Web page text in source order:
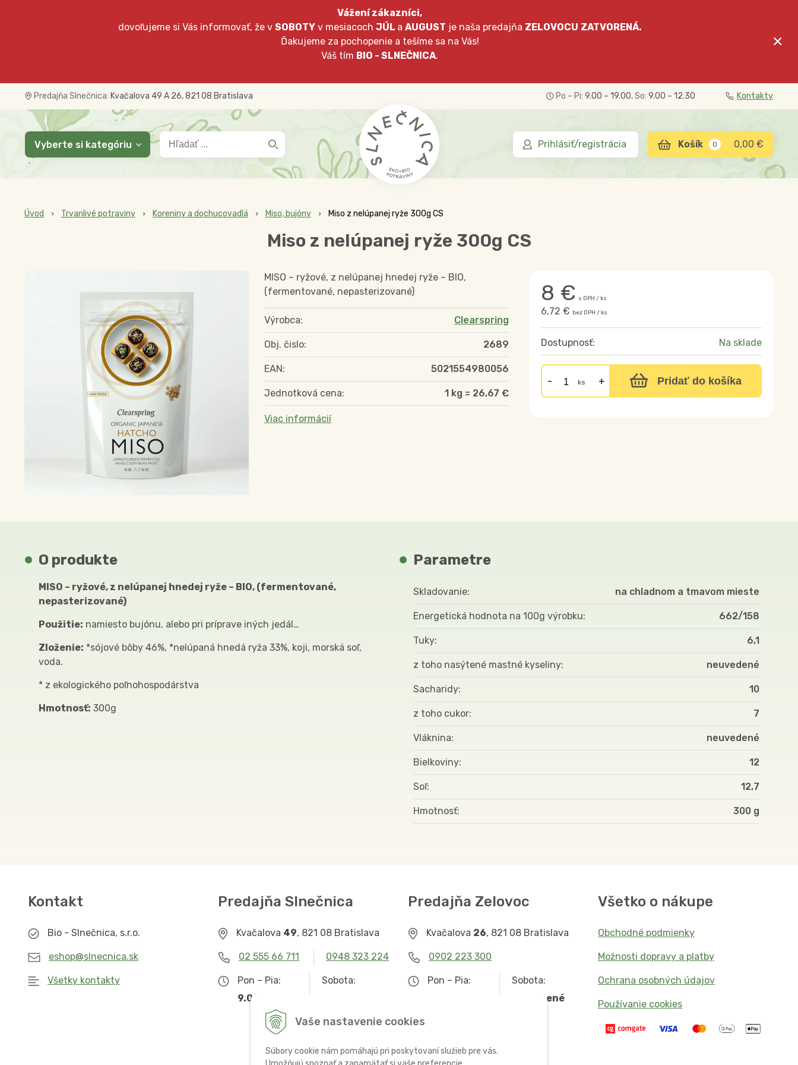
Vaše nastavenie cookies
Súbory cookie nám pomáhajú pri poskytovaní služieb pre vás.
Vážení zákazníci,
dovoľujeme si Vás informovať, že v SOBOTYv mesiacoch JÚL a AUGUST je naša predajňa ZELOVOCU ZATVORENÁ.
Ďakujeme za pochopenie a tešíme sa na Vás!
Váš tím BIO - SLNEČNICA.
×
Predajňa Slnečnica: Kvačalova 49 A 26, 821 08 Bratislava Po – Pi: 9.00 – 19.00, So: 9.00 – 12.30 Kontakty
Prihlásiť/registrácia 0,00 €
0
Úvod Trvanlivé potraviny Koreniny a dochucovadlá Miso, bujóny Miso z nelúpanej ryže 300g CS
Miso z nelúpanej ryže 300g CS
8 € s DPH / ks
6,72 € bez DPH / ks
Dostupnosť: Na sklade
ks Pridať do košíka
MISO – ryžové, z nelúpanej hnedej ryže – BIO,
(fermentované, nepasterizované)
Výrobca: Clearspring
Obj. čislo: 2689
EAN: 5021554980056
Jednotková cena: 1 kg = 26,67 €
Viac informácií
O produkte
MISO – ryžové, z nelúpanej hnedej ryže – BIO, (fermentované,
nepasterizované)
Použitie: namiesto bujónu, alebo pri príprave iných jedál…
Zloženie: *sójové bôby 46%, *nelúpaná hnedá ryža 33%, koji, morská soľ,
voda.
* z ekologického poľnohospodárstva
Hmotnosť: 300g
Parametre
Skladovanie na chladnom a tmavom mieste
Energetická hodnota na 100g výrobku 662/158
Tuky 6,1
z toho nasýtené mastné kyseliny neuvedené
Sacharidy 10
z toho cukor 7
Vláknina neuvedené
Bielkoviny 12
Soľ 12,7
Hmotnosť 300
Vyberte si kategóriu
Kontakt
Bio - Slnečnica, s.r.o.
eshop@slnecnica.sk
Všetky kontakty
Predajňa Slnečnica
Kvačalova 49, 821 08 Bratislava
02 555 66 711 0948 323 224
Pon – Pia:
9.00 – 19.00
Sobota:
Predajňa Zelovoc
Kvačalova 26, 821 08 Bratislava
0902 223 300
Pon – Pia:
Sobota:
Zatvorené
Všetko o nákupe
Obchodné podmienky
Možnosti dopravy a platby
Ochrana osobných údajov
Používanie cookies